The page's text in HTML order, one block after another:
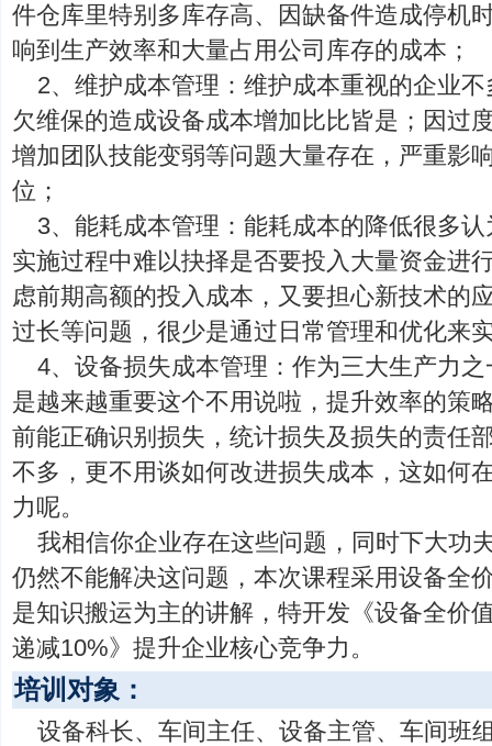
件仓库里特别多库存高、因缺备件造成停机
响到生产效率和大量占用公司库存的成本；
2、维护成本管理：维护成本重视的企业
欠维保的造成设备成本增加比比皆是；因过
增加团队技能变弱等问题大量存在，严重影
位；
3、能耗成本管理：能耗成本的降低很多
实施过程中难以抉择是否要投入大量资金进
虑前期高额的投入成本，又要担心新技术的
过长等问题，很少是通过日常管理和优化来
4、设备损失成本管理：作为三大生产力
是越来越重要这个不用说啦，提升效率的策
前能正确识别损失，统计损失及损失的责任
不多，更不用谈如何改进损失成本，这如何
力呢。
我相信你企业存在这些问题，同时下大功
仍然不能解决这问题，本次课程采用设备全
是知识搬运为主的讲解，特开发《设备全价
递减10%》提升企业核心竞争力。
培训对象：
设备科长、车间主任、设备主管、车间班